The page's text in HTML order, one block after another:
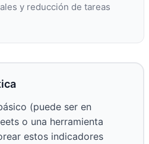
y reducción de tareas
(puede ser en
o una herramienta
estos indicadores